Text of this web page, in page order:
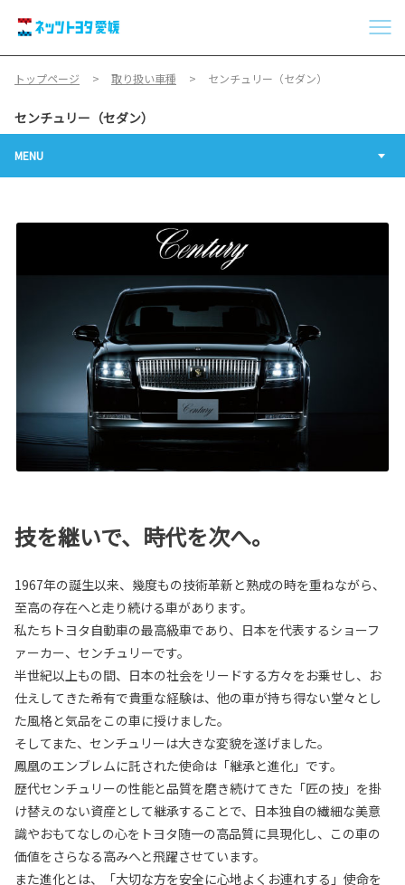
トップページ 取り扱い車種 センチュリー（セダン）
センチュリー（セダン）
MENU
技を継いで、時代を次へ。
1967年の誕生以来、幾度もの技術革新と熟成の時を重ねながら、
至高の存在へと走り続ける車があります。
私たちトヨタ自動車の最高級車であり、日本を代表するショーフ
ァーカー、センチュリーです。
半世紀以上もの間、日本の社会をリードする方々をお乗せし、お
仕えしてきた希有で貴重な経験は、他の車が持ち得ない堂々とし
た風格と気品をこの車に授けました。
そしてまた、センチュリーは大きな変貌を遂げました。
鳳凰のエンブレムに託された使命は「継承と進化」です。
歴代センチュリーの性能と品質を磨き続けてきた「匠の技」を掛
け替えのない資産として継承することで、日本独自の繊細な美意
識やおもてなしの心をトヨタ随一の高品質に具現化し、この車の
価値をさらなる高みへと飛躍させています。
また進化とは、「大切な方を安全に心地よくお連れする」使命を